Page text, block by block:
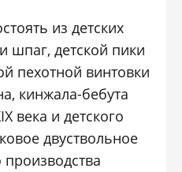
из детских
шпаг, детской пики
пехотной винтовки
кинжала-бебута
века и детского
двуствольное